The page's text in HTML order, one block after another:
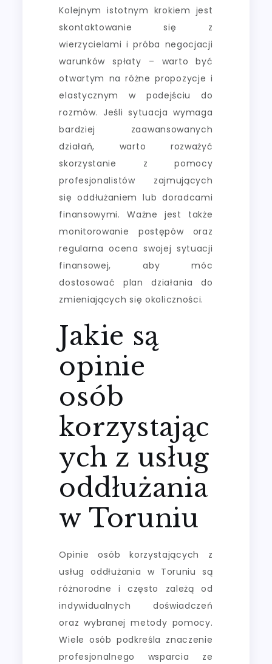
Kolejnym istotnym krokiem jest
skontaktowanie się z
wierzycielami i próba negocjacji
warunków spłaty – warto być
otwartym na różne propozycje i
elastycznym w podejściu do
rozmów. Jeśli sytuacja wymaga
bardziej zaawansowanych
działań, warto rozważyć
skorzystanie z pomocy
profesjonalistów zajmujących
się oddłużaniem lub doradcami
finansowymi. Ważne jest także
monitorowanie postępów oraz
regularna ocena swojej sytuacji
finansowej, aby móc
dostosować plan działania do
zmieniających się okoliczności.
Jakie są
opinie
osób
korzystając
ych z usług
oddłużania
w Toruniu
Opinie osób korzystających z
usług oddłużania w Toruniu są
różnorodne i często zależą od
indywidualnych doświadczeń
oraz wybranej metody pomocy.
Wiele osób podkreśla znaczenie
profesjonalnego wsparcia ze